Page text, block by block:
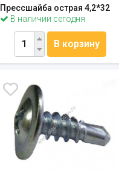
Прессшайба острая 4,2*32
В наличии сегодня
В корзину